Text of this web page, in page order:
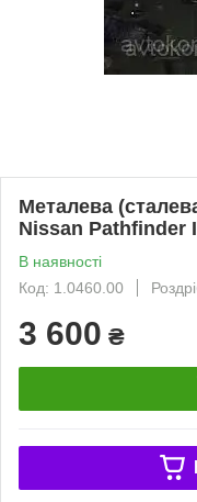
Металева
Nissan Pathfinder
В наявності
Код: 1.0460.00
3 600 ₴